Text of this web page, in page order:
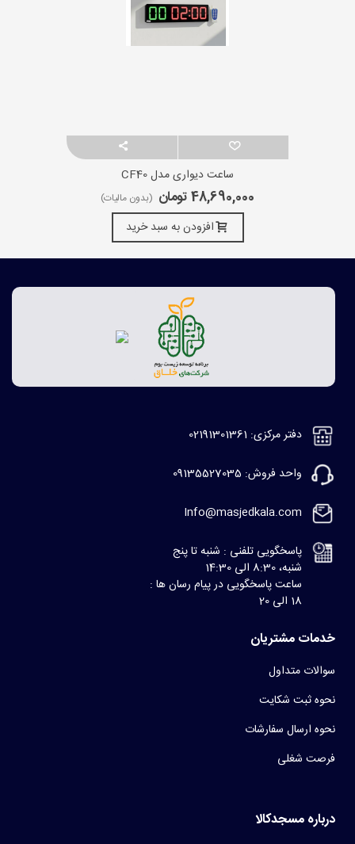
ساعت دیواری مدل CF40
48,690,000 تومان (بدون مالیات)
افزودن به سبد خرید
دفتر مرکزی: 02191301361
واحد فروش: 09135527035
Info@masjedkala.com
پاسخگویی تلفنی : شنبه تا پنج
شنبه، 8:30 الی 14:30
ساعت پاسخگویی در پیام رسان ها :
18 الی 20
خدمات مشتریان
سوالات متداول
نحوه ثبت شکایت
نحوه ارسال سفارشات
فرصت شغلی
درباره مسجدکالا